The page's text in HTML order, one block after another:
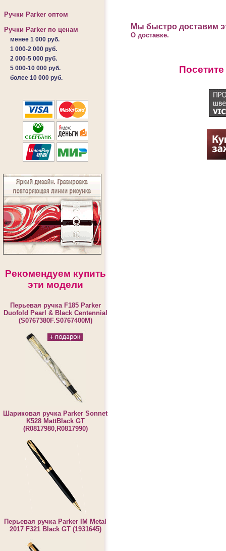
Ручки Parker оптом
Ручки Parker по ценам
менее 1 000 руб.
1 000-2 000 руб.
2 000-5 000 руб.
5 000-10 000 руб.
более 10 000 руб.
Рекомендуем купить
эти модели
Перьевая ручка F185 Parker
Duofold Pearl & Black Centennial
(S0767380F.S0767400M)
Шариковая ручка Parker Sonnet
K528 MattBlack GT
(R0817980,R0817990)
Перьевая ручка Parker IM Metal
2017 F321 Black GT (1931645)
Мы быстро доставим
О доставке.